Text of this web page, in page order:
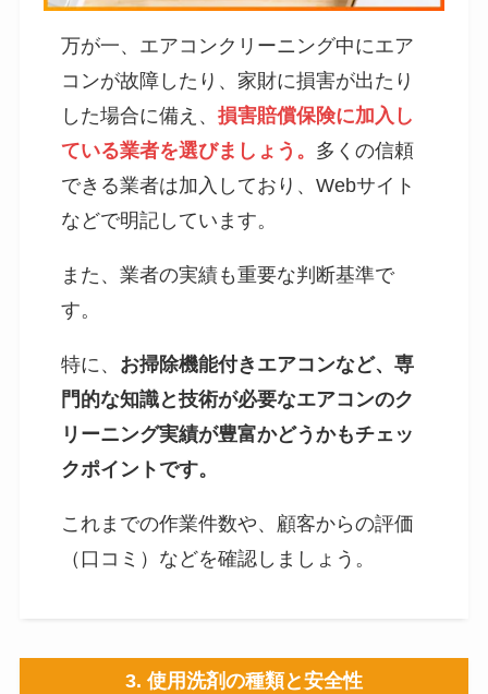
万が一、エアコンクリーニング中にエア
コンが故障したり、家財に損害が出たり
した場合に備え、損害賠償保険に加入し
ている業者を選びましょう。 多くの信頼
できる業者は加入しており、Webサイト
などで明記しています。
また、業者の実績も重要な判断基準で
す。
特に、 お掃除機能付きエアコンなど、専
門的な知識と技術が必要なエアコンのク
リーニング実績が豊富かどうかもチェッ
クポイントです。
これまでの作業件数や、顧客からの評価
（口コミ）などを確認しましょう。
3. 使用洗剤の種類と安全性